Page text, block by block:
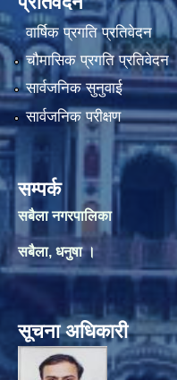
वार्षिक प्रगति प्रतिवेदन
चौमासिक प्रगति प्रतिवेदन
सार्वजनिक सुनुवाई
सार्वजनिक परीक्षण
सम्पर्क
सबैला नगरपालिका
सबैला, धनुषा ।
सूचना अधिकारी